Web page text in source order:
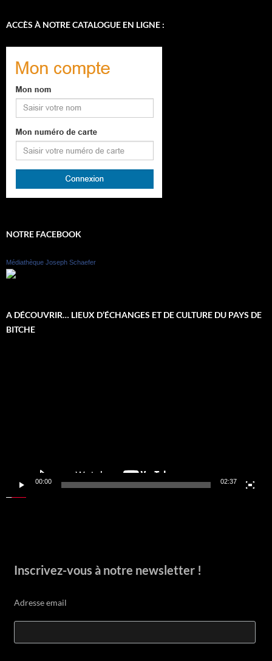
ACCÈS À NOTRE CATALOGUE EN LIGNE :
NOTRE FACEBOOK
Médiathèque Joseph Schaefer
A DÉCOUVRIR… LIEUX D’ÉCHANGES ET DE CULTURE DU PAYS DE
BITCHE
00:00 02:37
Inscrivez-vous à notre newsletter !
Adresse email